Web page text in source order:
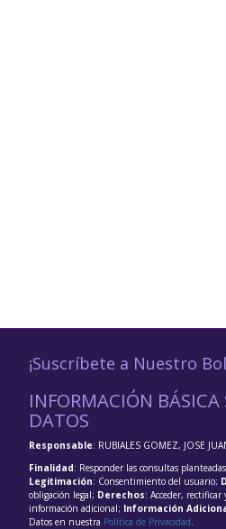
¡Suscríbete a Nuestro
INFORMACIÓN BÁSICA
DATOS
Responsable: RUBIALES GOMEZ, JOSE
Finalidad: Responder las consultas
Legitimación: Consentimiento del usuario;
obligación legal; Derechos: Acceder,
información adicional; Información
Datos en nuestra Política de Privacidad.